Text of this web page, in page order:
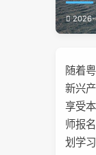
随着
新兴
享受
师报
划学